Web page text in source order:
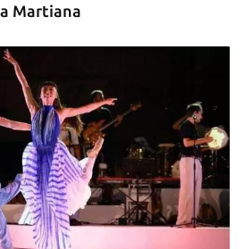
Martiana